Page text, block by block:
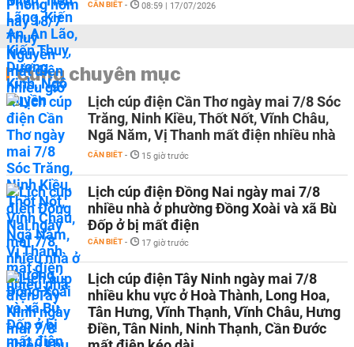
CẦN BIẾT - 08:59 | 17/07/2026
Cùng chuyên mục
Lịch cúp điện Cần Thơ ngày mai 7/8 Sóc
Trăng, Ninh Kiều, Thốt Nốt, Vĩnh Châu,
Ngã Năm, Vị Thanh mất điện nhiều nhà
CẦN BIẾT - 15 giờ trước
Lịch cúp điện Đồng Nai ngày mai 7/8
nhiều nhà ở phường Đồng Xoài và xã Bù
Đốp ở bị mất điện
CẦN BIẾT - 17 giờ trước
Lịch cúp điện Tây Ninh ngày mai 7/8
nhiều khu vực ở Hoà Thành, Long Hoa,
Tân Hưng, Vĩnh Thạnh, Vĩnh Châu, Hưng
Điền, Tân Ninh, Ninh Thạnh, Cần Đước